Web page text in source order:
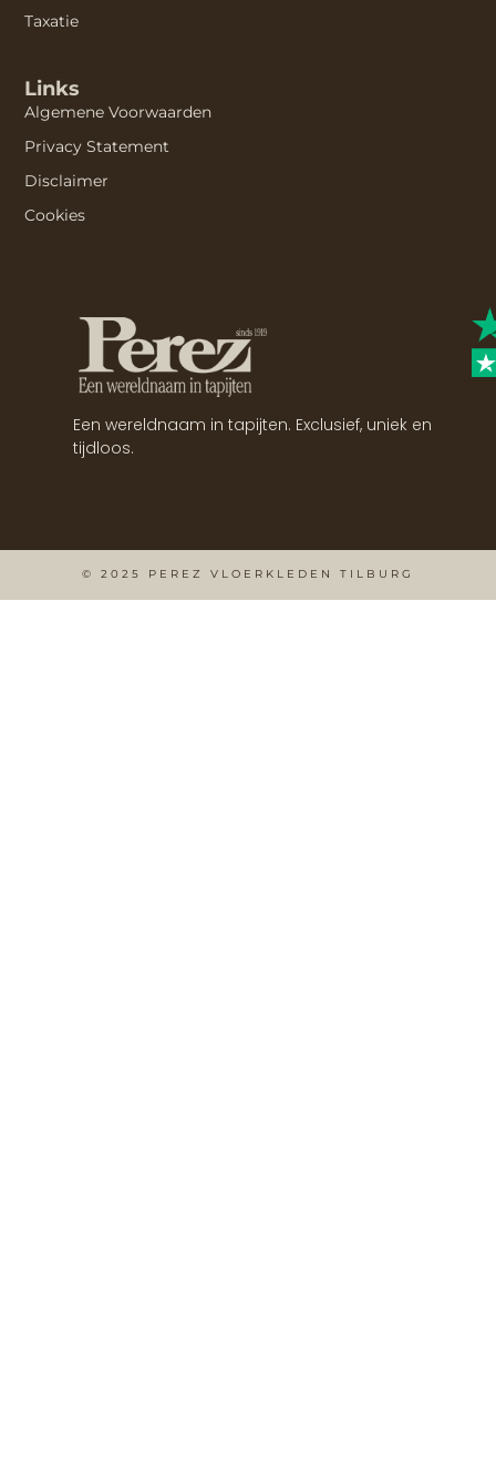
Een wereldnaam in tapijten. Exclusief, uniek en
tijdloos.
Taxatie
Links
Algemene Voorwaarden
Privacy Statement
Disclaimer
Cookies
© 2025 PEREZ VLOERKLEDEN TILBURG